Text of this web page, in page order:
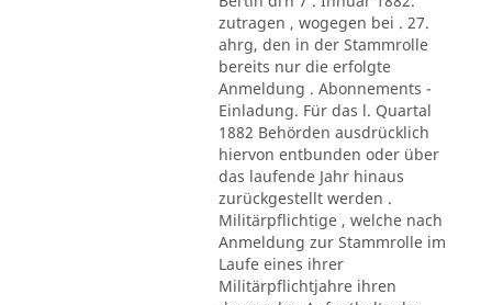
zutragen , wogegen bei . 27.
ahrg, den in der Stammrolle
bereits nur die erfolgte
Anmeldung . Abonnements -
Einladung. Für das l. Quartal
1882 Behörden ausdrücklich
hiervon entbunden oder über
das laufende Jahr hinaus
zurückgestellt werden .
Militärpflichtige , welche nach
Anmeldung zur Stammrolle im
Laufe eines ihrer
Militärpflichtjahre ihren